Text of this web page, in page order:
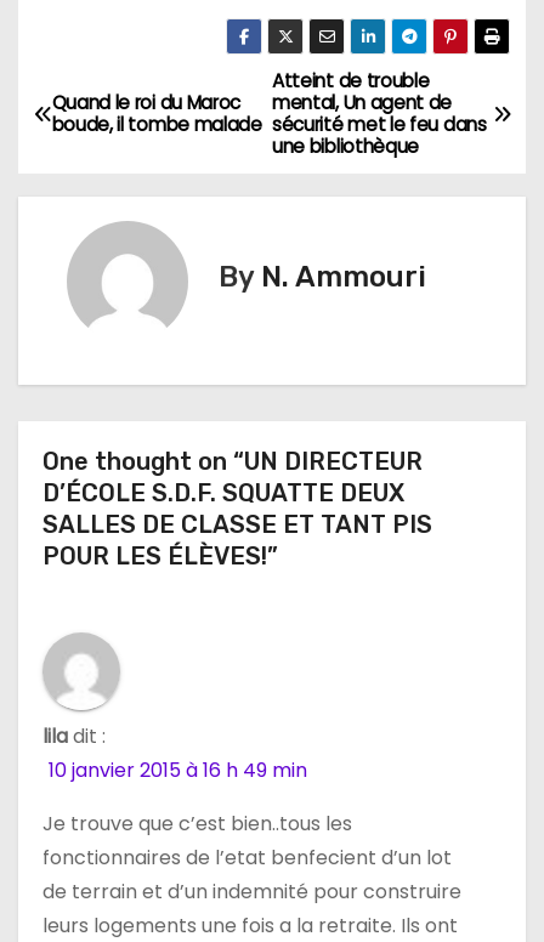
N
a
v
t
o
n
e
a
r
t
Atteint de trouble
mental, Un agent de
sécurité met le feu dans
une bibliothèque
Quand le roi du Maroc
boude, il tombe malade
By N. Ammouri
One thought on “UN DIRECTEUR
D’ÉCOLE S.D.F. SQUATTE DEUX
SALLES DE CLASSE ET TANT PIS
POUR LES ÉLÈVES!”
liladit :
10 janvier 2015 à 16 h 49 min
Je trouve que c’est bien..tous les
fonctionnaires de l’etat benfecient d’un lot
de terrain et d’un indemnité pour construire
leurs logements une fois a la retraite. Ils ont